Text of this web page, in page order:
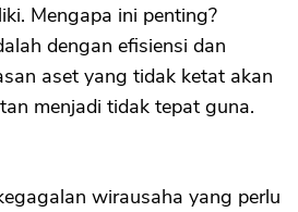
Mengapa ini penting?
dengan efisiensi dan
aset yang tidak ketat akan
menjadi tidak tepat guna.
wirausaha yang perlu